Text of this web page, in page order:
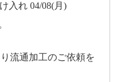
入れ 04/08(月)
流通加工のご依頼を